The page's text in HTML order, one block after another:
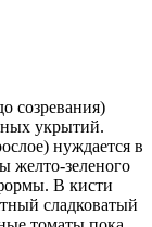
созревания)
укрытий.
нуждается в
желто-зеленого
В кисти
сладковатый